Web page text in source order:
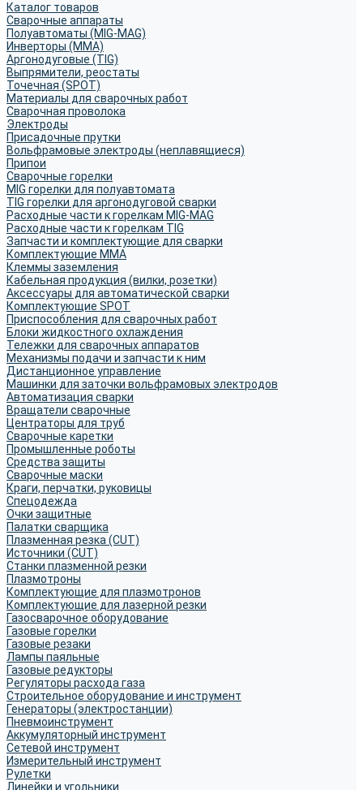
Каталог товаров
Сварочные аппараты
Полуавтоматы (MIG-MAG)
Инверторы (MMA)
Аргонодуговые (TIG)
Выпрямители, реостаты
Точечная (SPOT)
Материалы для сварочных работ
Сварочная проволока
Электроды
Присадочные прутки
Вольфрамовые электроды (неплавящиеся)
Припои
Сварочные горелки
MIG горелки для полуавтомата
TIG горелки для аргонодуговой сварки
Расходные части к горелкам MIG-MAG
Расходные части к горелкам TIG
Запчасти и комплектующие для сварки
Комплектующие ММА
Клеммы заземления
Кабельная продукция (вилки, розетки)
Аксессуары для автоматической сварки
Комплектующие SPOT
Приспособления для сварочных работ
Блоки жидкостного охлаждения
Тележки для сварочных аппаратов
Механизмы подачи и запчасти к ним
Дистанционное управление
Машинки для заточки вольфрамовых электродов
Автоматизация сварки
Вращатели сварочные
Центраторы для труб
Сварочные каретки
Промышленные роботы
Средства защиты
Сварочные маски
Краги, перчатки, руковицы
Спецодежда
Очки защитные
Палатки сварщика
Плазменная резка (CUT)
Источники (CUT)
Станки плазменной резки
Плазмотроны
Комплектующие для плазмотронов
Комплектующие для лазерной резки
Газосварочное оборудование
Газовые горелки
Газовые резаки
Лампы паяльные
Газовые редукторы
Регуляторы расхода газа
Строительное оборудование и инструмент
Генераторы (электростанции)
Пневмоинструмент
Аккумуляторный инструмент
Сетевой инструмент
Измерительный инструмент
Рулетки
Линейки и угольники